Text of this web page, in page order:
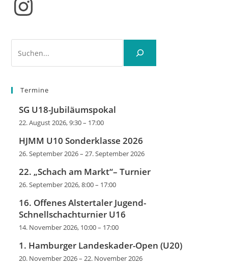
Instagram
Termine
SG U18-Jubiläumspokal
22. August 2026, 9:30– 17:00
HJMM U10 Sonderklasse 2026
26. September 2026–27. September 2026
22. „Schach am Markt“– Turnier
26. September 2026, 8:00– 17:00
16. Offenes Alstertaler Jugend-
Schnellschachturnier U16
14. November 2026, 10:00– 17:00
1. Hamburger Landeskader-Open (U20)
20. November 2026–22. November 2026